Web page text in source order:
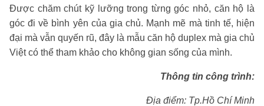
Được chăm chút kỹ lưỡng trong từng góc nhỏ, căn hộ là
góc đi về bình yên của gia chủ. Mạnh mẽ mà tinh tế, hiện
đại mà vẫn quyến rũ, đây là mẫu căn hộ duplex mà gia chủ
Việt có thể tham khảo cho không gian sống của mình.
Thông tin công trình:
Địa điểm: Tp.Hồ Chí Minh